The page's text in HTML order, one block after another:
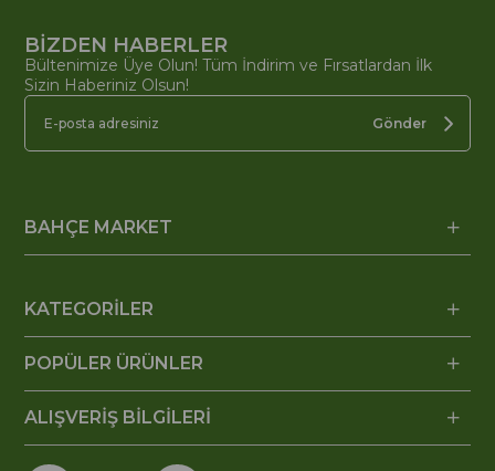
BİZDEN HABERLER
Bültenimize Üye Olun! Tüm İndirim ve Fırsatlardan İlk
Sizin Haberiniz Olsun!
Gönder
BAHÇE MARKET
KATEGORİLER
POPÜLER ÜRÜNLER
ALIŞVERİŞ BİLGİLERİ